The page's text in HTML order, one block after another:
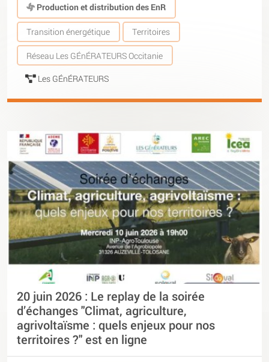
Production et distribution des EnR
Transition énergétique Territoires
Réseau Les GÉnÉRATEURS Occitanie
Les GÉnÉRATEURS
20 juin 2026 : Le replay de la soirée
d’échanges "Climat, agriculture,
agrivoltaïsme : quels enjeux pour nos
territoires ?" est en ligne